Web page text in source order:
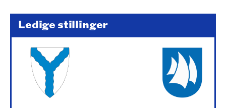
Ledige stillinger